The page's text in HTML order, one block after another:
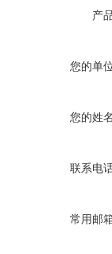
产
您的单
您的姓
联系电
常用邮